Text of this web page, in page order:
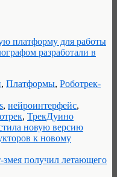
платформу для работы
разработали в
, Платформы, Роботрек-
, нейроинтерфейс,
, ТрекДуино
новую версию
к новому
змея получил летающего